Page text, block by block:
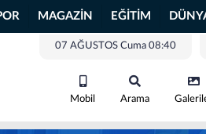
MAGAZİN EĞİTİM
07 AĞUSTOS Cuma 08:40
Mobil Arama